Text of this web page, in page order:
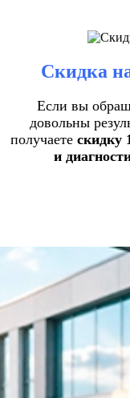
Скидка
Если вы
довольны
получаете скидку
и